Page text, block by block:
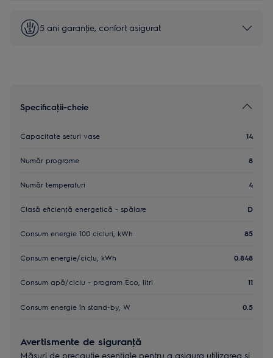
5 ani garanţie, confort asigurat
Specificaţii-cheie
Capacitate seturi vase 14
Număr programe 8
Număr temperaturi 4
Clasă eficienţă energetică - spălare D
Consum energie 100 cicluri, kWh 85
Consum energie/ciclu, kWh 0.848
Consum apă/ciclu - program Eco, litri 11
Consum energie în stand-by, W 0.5
Avertismente de siguranţă
Măsuri de precauţie esenţiale pentru a asigura utilizarea și